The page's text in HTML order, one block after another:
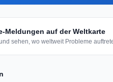
Meldungen auf der Weltkarte
sehen, wo weltweit Probleme